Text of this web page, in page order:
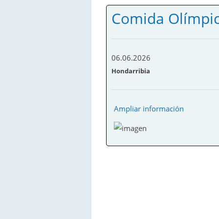
Comida
06.06.2026
Hondarribia
Ampliar información